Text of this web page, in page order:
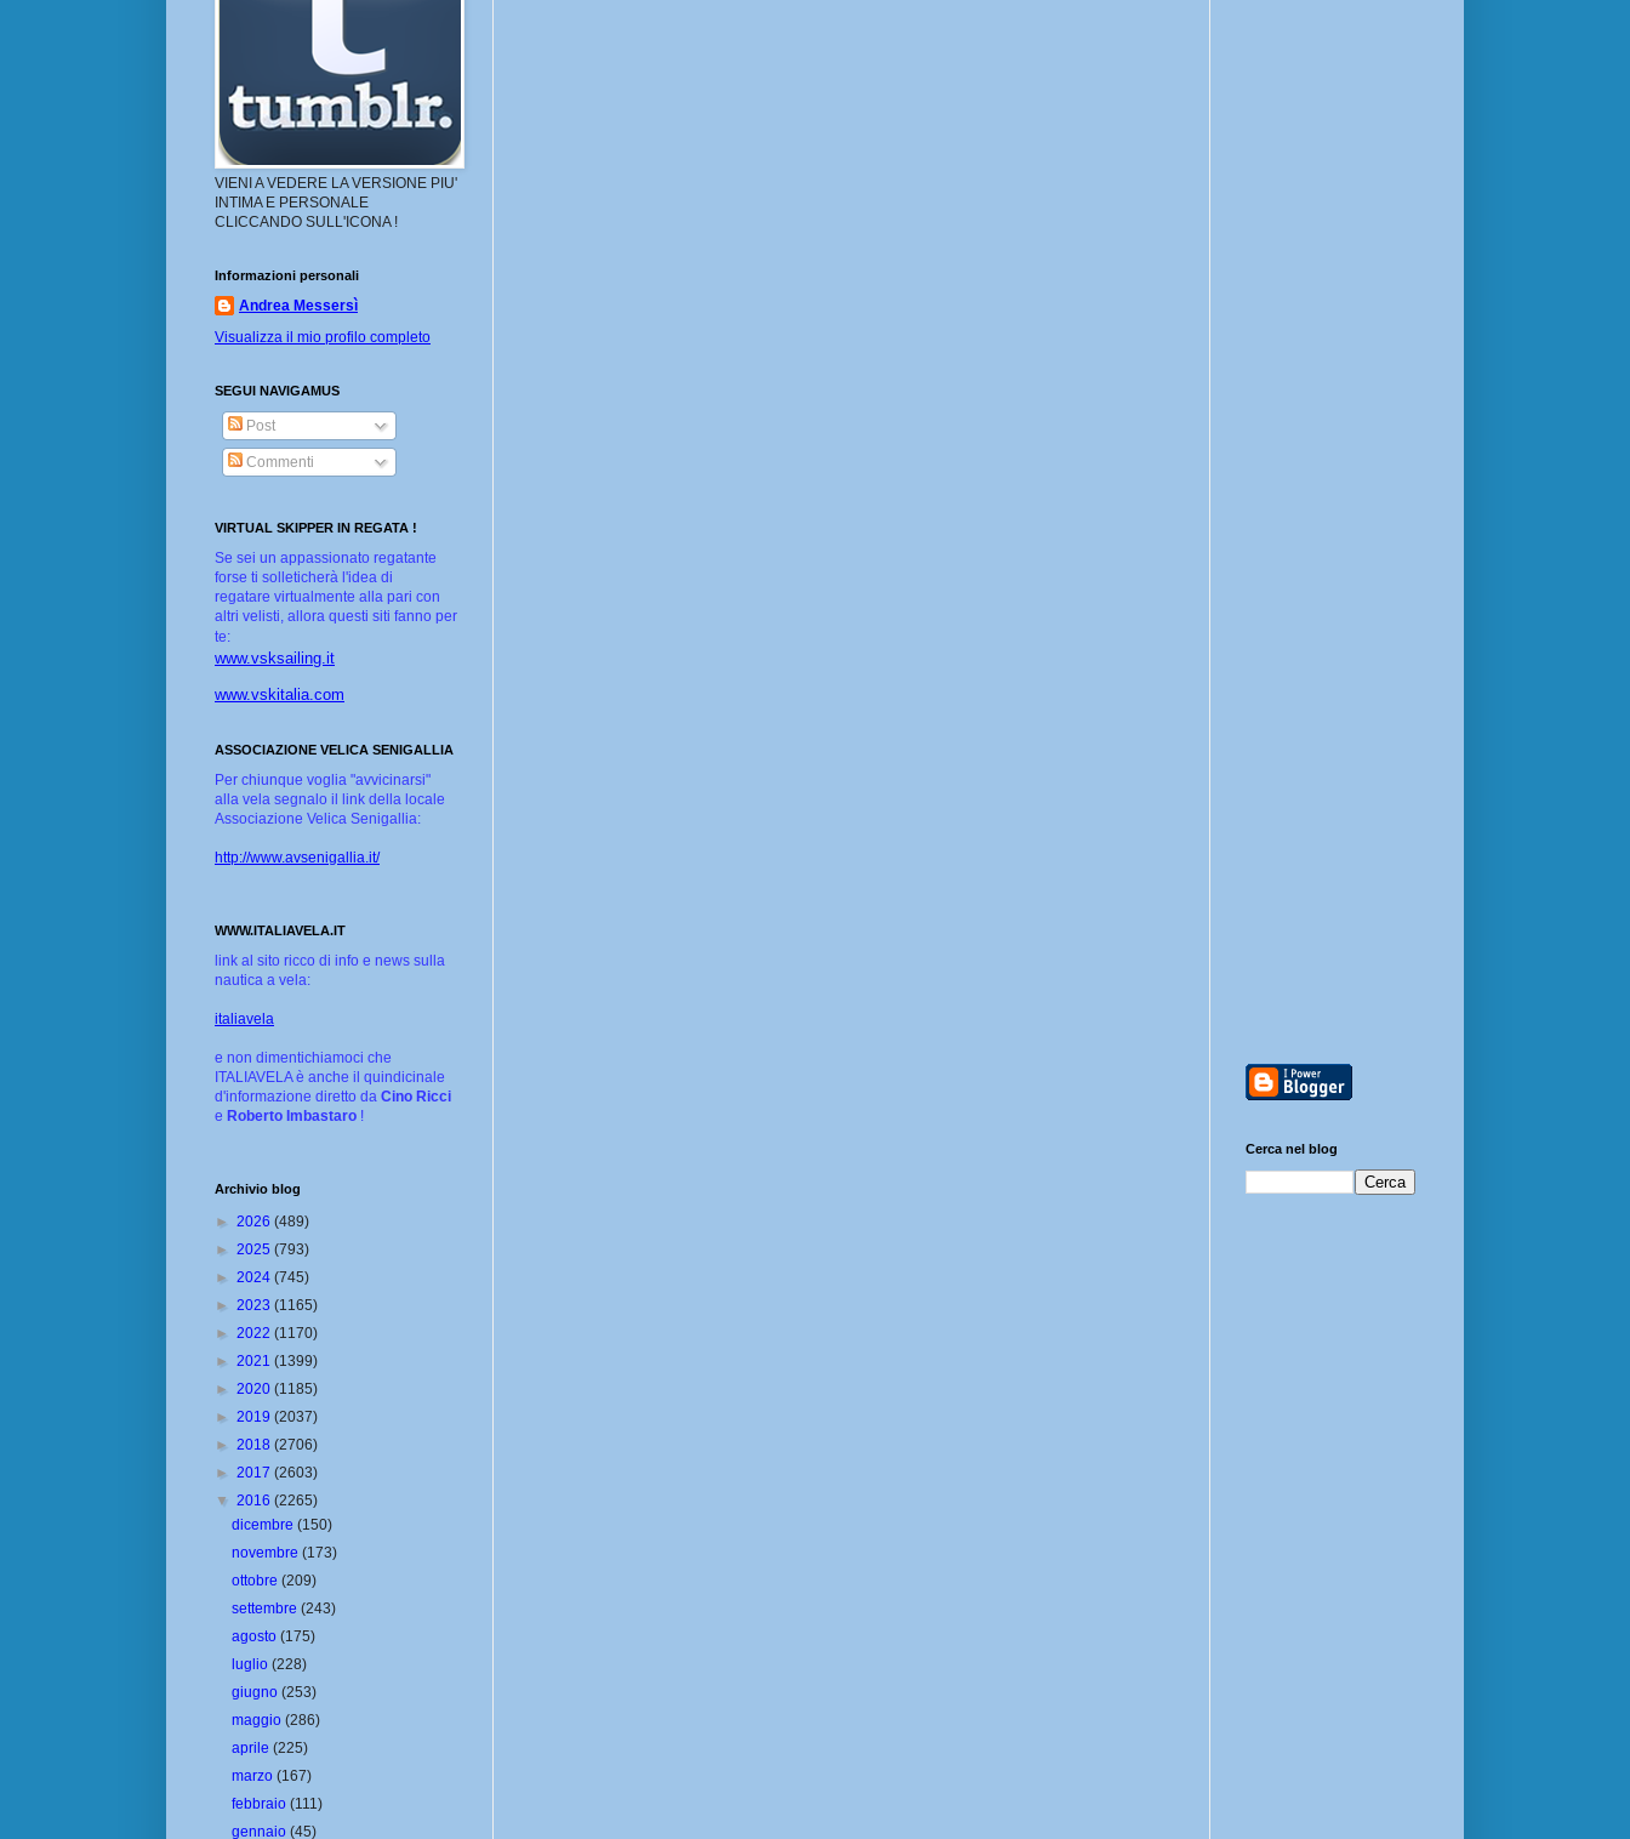
VIENI A VEDERE LA VERSIONE PIU'
INTIMA E PERSONALE
CLICCANDO SULL'ICONA !
Informazioni personali
Andrea Messersì
Visualizza il mio profilo completo
SEGUI NAVIGAMUS
Post
Commenti
VIRTUAL SKIPPER IN REGATA !
Se sei un appassionato regatante
forse ti solleticherà l'idea di
regatare virtualmente alla pari con
altri velisti, allora questi siti fanno per
te:
www.vsksailing.it
www.vskitalia.com
ASSOCIAZIONE VELICA SENIGALLIA
Per chiunque voglia "avvicinarsi"
alla vela segnalo il link della locale
Associazione Velica Senigallia:
http://www.avsenigallia.it/
WWW.ITALIAVELA.IT
link al sito ricco di info e news sulla
nautica a vela:
italiavela
e non dimentichiamoci che
ITALIAVELA è anche il quindicinale
d'informazione diretto da Cino Ricci
e Roberto Imbastaro !
Archivio blog
► 2026 (489)
► 2025 (793)
► 2024 (745)
► 2023 (1165)
► 2022 (1170)
► 2021 (1399)
► 2020 (1185)
► 2019 (2037)
► 2018 (2706)
► 2017 (2603)
▼ 2016 (2265)
dicembre(150)
novembre(173)
ottobre(209)
settembre(243)
agosto(175)
luglio(228)
giugno(253)
maggio(286)
aprile(225)
marzo(167)
febbraio(111)
gennaio(45)
Cerca nel blog